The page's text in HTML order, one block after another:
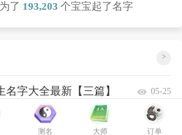
了 193,203 个宝宝起了名字
>
字大全最新【三篇】 05-25
名字大全特别推荐
05-25
测名 大师 订单